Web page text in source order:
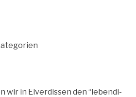
wir in Elver­dis­sen den “leben­di­